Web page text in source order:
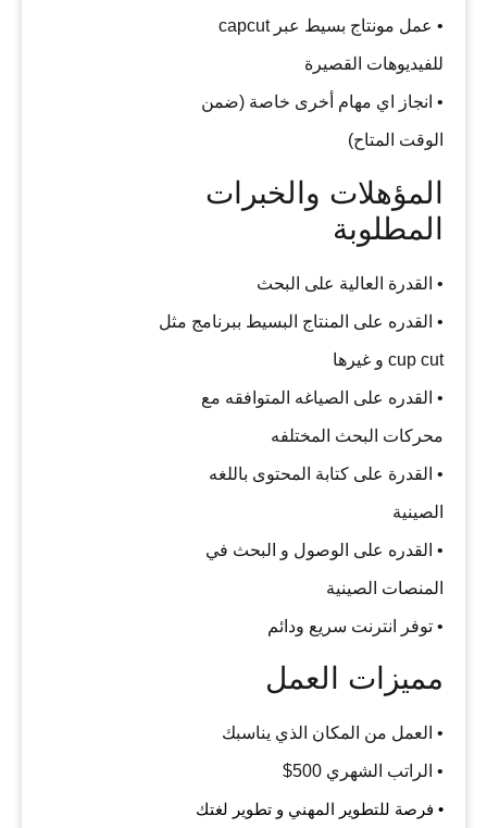
• عمل مونتاج بسيط عبر capcut
للفيديوهات القصيرة
• انجاز اي مهام أخرى خاصة (ضمن
الوقت المتاح)
المؤهلات والخبرات
المطلوبة
• القدرة العالية على البحث
• القدره على المنتاج البسيط ببرنامج مثل
cup cut و غيرها
• القدره على الصياغه المتوافقه مع
محركات البحث المختلفه
• القدرة على كتابة المحتوى باللغه
الصينية
• القدره على الوصول و البحث في
المنصات الصينية
• توفر انترنت سريع ودائم
مميزات العمل
• العمل من المكان الذي يناسبك
• الراتب الشهري 500$
• فرصة للتطوير المهني و تطوير لغتك